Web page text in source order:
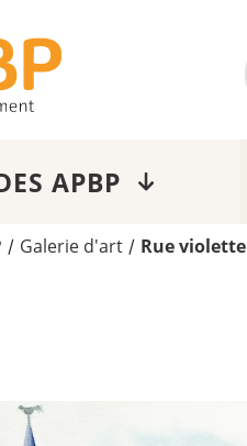
APBP
/ Galerie d'art / Rue violette